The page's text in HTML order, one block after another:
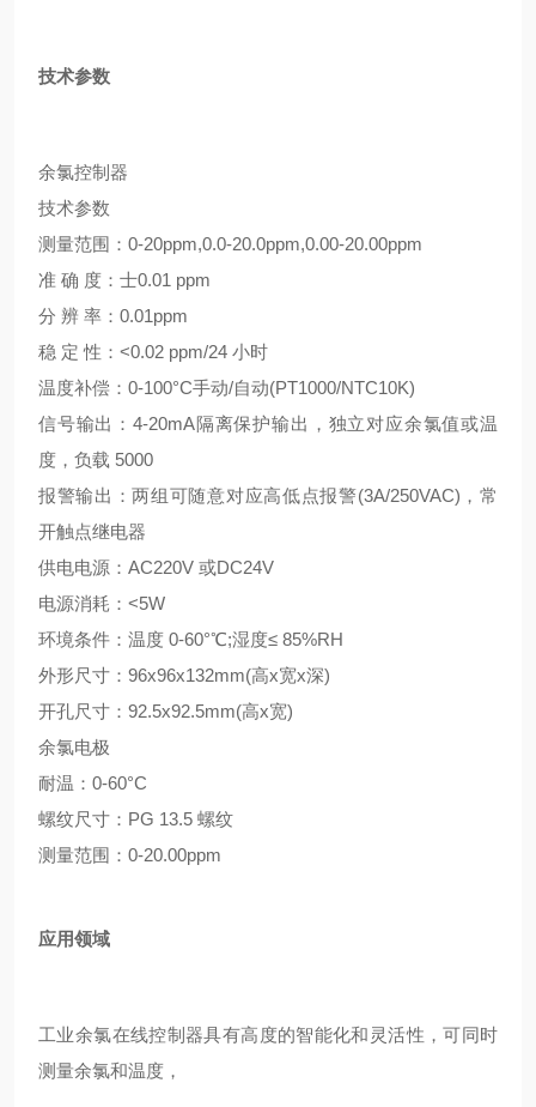
技术参数
余氯控制器
技术参数
测量范围：0-20ppm,0.0-20.0ppm,0.00-20.00ppm
准 确 度：士0.01 ppm
分 辨 率：0.01ppm
稳 定 性：<0.02 ppm/24 小时
温度补偿：0-100°C手动/自动(PT1000/NTC10K)
信号输出：4-20mA隔离保护输出，独立对应余氯值或温
度，负载 5000
报警输出：两组可随意对应高低点报警(3A/250VAC)，常
开触点继电器
供电电源：AC220V 或DC24V
电源消耗：<5W
环境条件：温度 0-60°℃;湿度≤ 85%RH
外形尺寸：96x96x132mm(高x宽x深)
开孔尺寸：92.5x92.5mm(高x宽)
余氯电极
耐温：0-60°C
螺纹尺寸：PG 13.5 螺纹
测量范围：0-20.00ppm
应用领域
工业余氯在线控制器具有高度的智能化和灵活性，可同时
测量余氯和温度，